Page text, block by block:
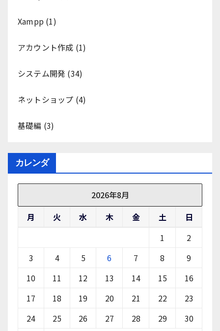
Xampp (1)
アカウント作成 (1)
システム開発 (34)
ネットショップ (4)
基礎編 (3)
カレンダ
2026年8月
月
火 水 木 金 土
日
1
2
3
4 5 6 7 8
9
10
11 12 13 14 15
16
17
18 19 20 21 22
23
24
25 26 27 28 29
30